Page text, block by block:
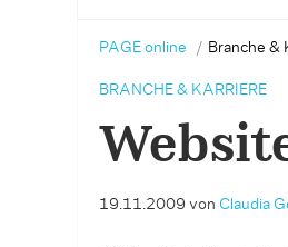
PAGE online Branche &
BRANCHE & KARRIERE
19.11.2009 von Claudia